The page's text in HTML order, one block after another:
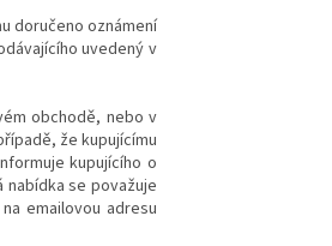
doručeno oznámení
uvedený v
obchodě, nebo v
že kupujícímu
kupujícího o
nabídka se považuje
emailovou adresu